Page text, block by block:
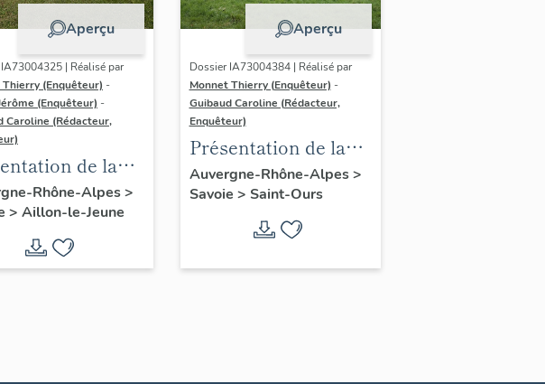
Aperçu
| Réalisé par
Thierry (Enquêteur) -
(Enquêteur) -
Caroline (Rédacteur,
de la
d'Aillon-le-
Rhône-Alpes>
> Aillon-le-Jeune
Aperçu
Dossier IA73004384 | Réalisé par
Monnet Thierry (Enquêteur) -
Guibaud Caroline (Rédacteur,
Enquêteur)
Présentation de la
commune de Saint-
Ours
Auvergne-Rhône-Alpes>
Savoie > Saint-Ours